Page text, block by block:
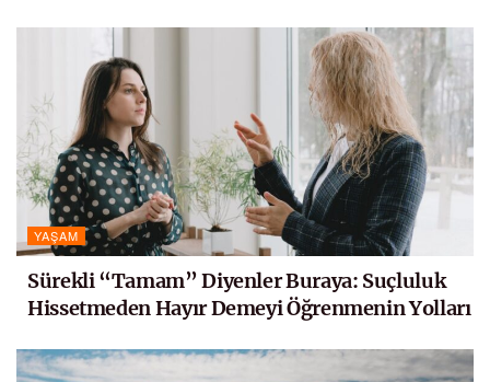
YAŞAM
Sürekli “Tamam” Diyenler Buraya: Suçluluk
Hissetmeden Hayır Demeyi Öğrenmenin Yolları